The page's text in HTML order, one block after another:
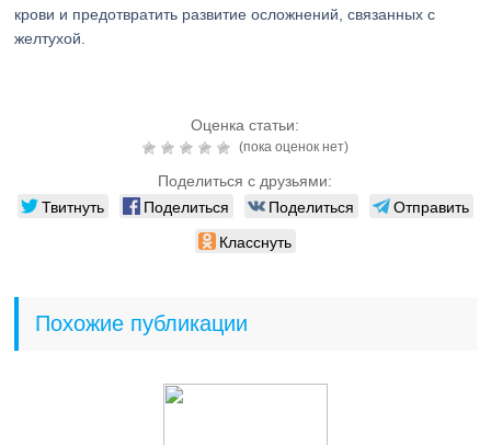
крови и предотвратить развитие осложнений, связанных с
желтухой.
Оценка статьи:
(пока оценок нет)
Поделиться с друзьями:
Твитнуть Поделиться Поделиться
Отправить
Класснуть
Похожие публикации